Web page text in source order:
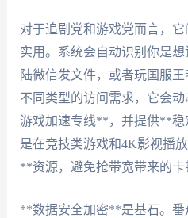
对于追剧党和游戏党而言，
实用。系统会自动识别你是
陆微信发文件，或者玩国服
不同类型的访问需求，它会
游戏加速专线**，并提供**
是在竞技类游戏和4K影视播
**资源，避免抢带宽带来的卡
**数据安全加密**是基石。番